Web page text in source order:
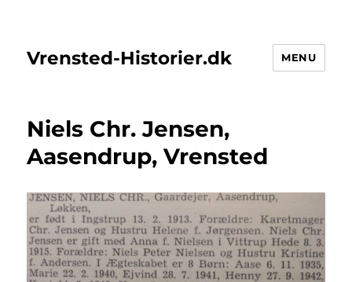
Vrensted-Historier.dk MENU
Niels Chr. Jensen,
Aasendrup, Vrensted